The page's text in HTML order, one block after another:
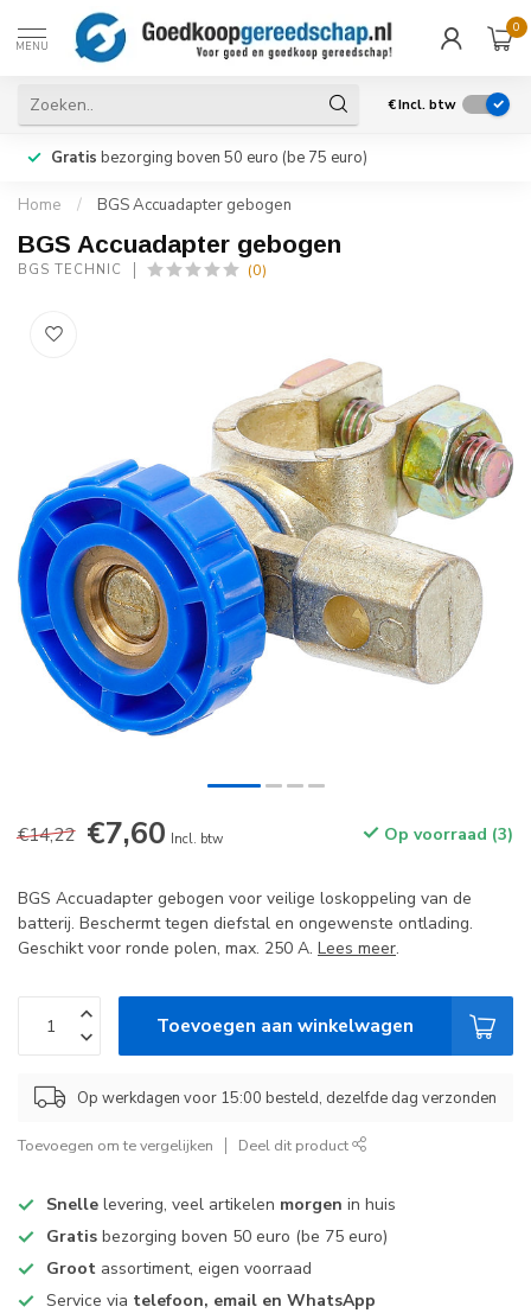
MENU
0
€Incl. btw
Gratis bezorging boven 50 euro (be 75 euro)
Home / BGS Accuadapter gebogen
BGS Accuadapter gebogen
BGS TECHNIC (0)
€14,22 €7,60 Incl. btw Op voorraad (3)
BGS Accuadapter gebogen voor veilige loskoppeling van de
batterij. Beschermt tegen diefstal en ongewenste ontlading.
Geschikt voor ronde polen, max. 250 A. Lees meer.
Toevoegen aan winkelwagen
Op werkdagen voor 15:00 besteld, dezelfde dag verzonden
Toevoegen om te vergelijken Deel dit product
Snelle levering, veel artikelen morgen in huis
Gratis bezorging boven 50 euro (be 75 euro)
Groot assortiment, eigen voorraad
Service via telefoon, email en WhatsApp